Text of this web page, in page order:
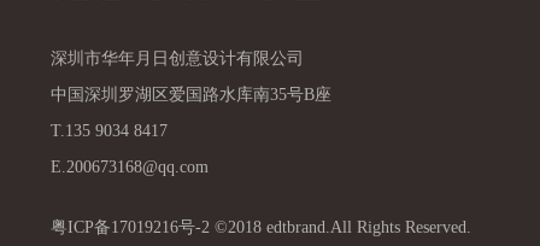
深圳市华年月日创意设计有限公司
中国深圳罗湖区爱国路水库南35号B座
T.135 9034 8417
E.200673168@qq.com
粤ICP备17019216号-2 ©2018 edtbrand.All Rights Reserved.